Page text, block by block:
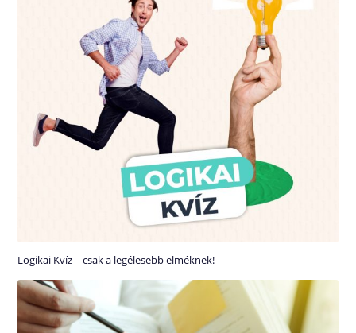
Logikai Kvíz – csak a legélesebb elméknek!